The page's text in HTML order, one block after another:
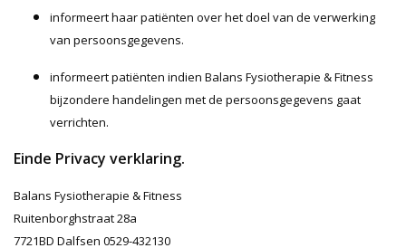
informeert haar patiënten over het doel van de verwerking
van persoonsgegevens.
informeert patiënten indien Balans Fysiotherapie & Fitness
bijzondere handelingen met de persoonsgegevens gaat
verrichten.
Einde Privacy verklaring.
Balans Fysiotherapie & Fitness
Ruitenborghstraat 28a
7721BD Dalfsen 0529-432130